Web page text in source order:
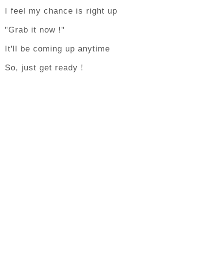
I feel my chance is right up
"Grab it now !"
It'll be coming up anytime
So, just get ready !